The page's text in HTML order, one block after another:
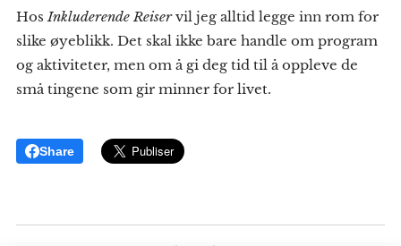
Hos Inkluderende Reiservil jeg alltid legge inn rom for
slike øyeblikk. Det skal ikke bare handle om program
og aktiviteter, men om å gi deg tid til å oppleve de
små tingene som gir minner for livet.
Share